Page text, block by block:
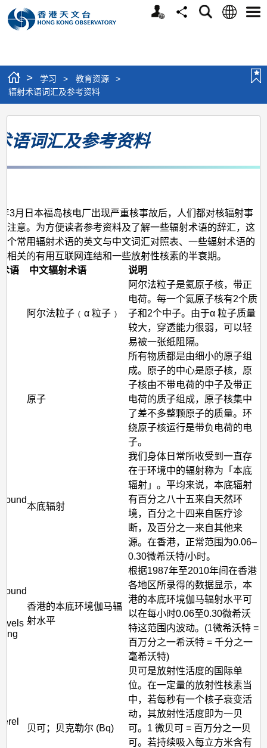
个
分
搜
语
选
> 学习 > 教育资源
>
辐射术语词汇及参考资料
辐
射
汇
及
参
考
语词汇及参考资料
3月日本福岛核电厂出现严重核事故后，人们都对核辐射事
注意。为方便读者参考资料及了解一些辐射术语的辞汇，这
个常用辐射术语的英文与中文词汇对照表、一些辐射术语的
相关的有用互联网连结和一些放射性核素的半衰期。
语
中文辐射术语 说明
阿尔法粒子﹙α 粒子﹚
阿尔法粒子是氦原子核，带正
电荷。每一个氦原子核有2个质
子和2个中子。由于α 粒子质量
较大，穿透能力很弱，可以轻
易被一张纸阻隔。
原子
所有物质都是由细小的原子组
成。原子的中心是原子核，原
子核由不带电荷的中子及带正
电荷的质子组成，原子核集中
了差不多整颗原子的质量。环
绕原子核运行是带负电荷的电
子。
本底辐射
我们身体日常所收受到一直存
在于环境中的辐射称为「本底
辐射」。平均来说，本底辐射
有百分之八十五来自天然环
境，百分之十四来自医疗诊
断，及百分之一来自其他来
源。在香港，正常范围为0.06–
0.30微希沃特/小时。
香港的本底环境伽马辐
射水平
根据1987年至2010年间在香港
各地区所录得的数据显示，本
港的本底环境伽马辐射水平可
以在每小时0.06至0.30微希沃
特这范围内波动。(1微希沃特 =
百万分之一希沃特 = 千分之一
毫希沃特)
贝可；贝克勒尔 (Bq)
贝可是放射性活度的国际单
位。在一定量的放射性核素当
中，若每秒有一个核子衰变活
动，其放射性活度即为一贝
可。1 微贝可 = 百万分之一贝
可。若持续吸入每立方米含有